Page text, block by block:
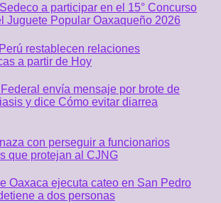
a participar en el 15° Concurso
Juguete Popular Oaxaqueño 2026
restablecen relaciones
a partir de Hoy
envía mensaje por brote de
y dice Cómo evitar diarrea
con perseguir a funcionarios
que protejan al CJNG
Oaxaca ejecuta cateo en San Pedro
a dos personas